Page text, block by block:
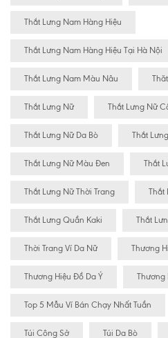
Thắt Lưng Nam Hàng Hiệu
Thắt Lưng Nam Hàng Hiệu Tại Hà Nội
Thắt Lưng Nam Màu Nâu
Thắt Lưng Nữ Thắt Lưng Nữ
Thắt Lưng Nữ Da Bò Thắt
Thắt Lưng Nữ Màu Đen Thắt
Thắt Lưng Nữ Thời Trang Thắt
Thắt Lưng Quần Kaki Thắt
Thời Trang Ví Da Nữ Thương
Thương Hiệu Đồ Da Ý Thương
Top 5 Mẫu Ví Bán Chạy Nhất Tuần
Túi Công Sở Túi Da Bò